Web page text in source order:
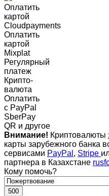
Оплатить
картой
Cloudpayments
Оплатить
картой
Mixplat
Регулярный
платеж
Крипто-
валюта
Оплатить
c PayPal
SberPay
QR и другое
Внимание! Криптовалюты
карты зарубежного банка
сервисами PayPal , Stripe
партнера в Казахстане
Кому помочь?
500